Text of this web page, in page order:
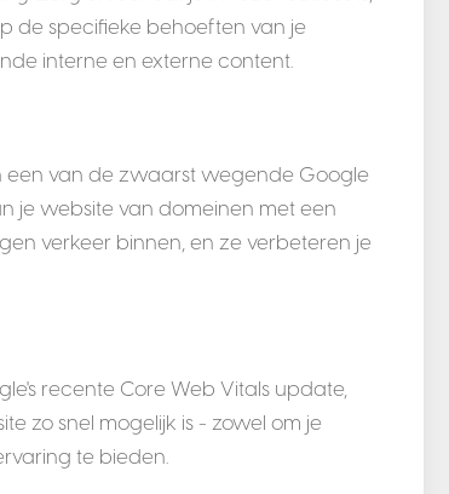
de specifieke behoeften van je
interne en externe content.
een van de zwaarst wegende Google
je website van domeinen met een
verkeer binnen, en ze verbeteren je
recente Core Web Vitals update,
zo snel mogelijk is - zowel om je
te bieden.